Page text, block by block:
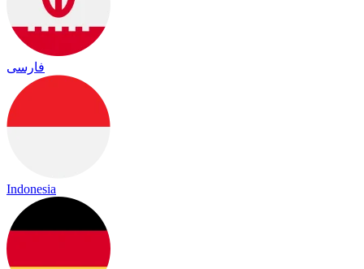
فارسی
Indonesia